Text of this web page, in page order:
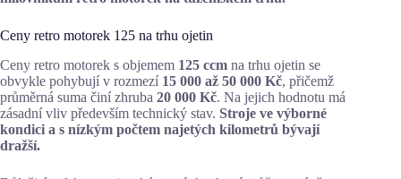
Ceny retro motorek 125 na trhu ojetin
Ceny retro motorek s objemem 125 ccm na trhu ojetin se
obvykle pohybují v rozmezí 15 000 až 50 000 Kč, přičemž
průměrná suma činí zhruba 20 000 Kč. Na jejich hodnotu má
zásadní vliv především technický stav. Stroje ve výborné
kondici a s nízkým počtem najetých kilometrů bývají
dražší.